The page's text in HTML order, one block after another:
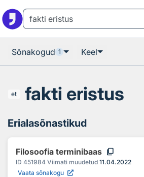
Sõnakogud 1 Keel
et fakti eristus
Erialasõnastikud
Filosoofia terminibaas content_copy
ID 451984 Viimati muudetud 11.04.2022
Vaata sõnakogu